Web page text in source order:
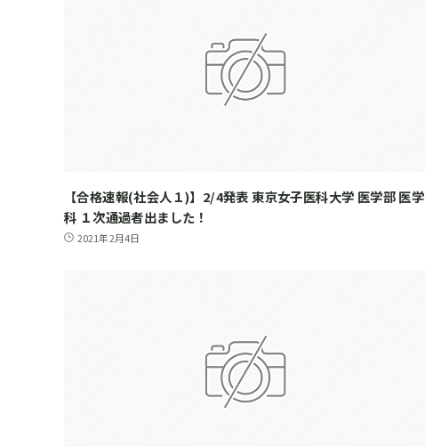
【合格速報(社会人１)】2/4発表 東京女子医科大学 医学部 医学
科 １次通過者出ました！
2021年2月4日